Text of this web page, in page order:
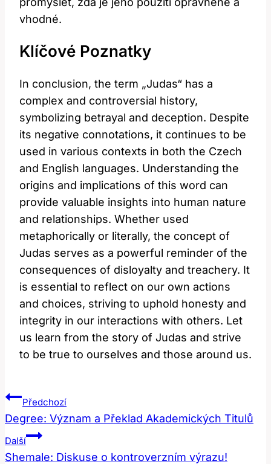
vhodné.
Klíčové Poznatky
In conclusion, the term „Judas“ has a
complex and controversial history,
symbolizing betrayal and deception. Despite
its negative connotations, it continues to be
used in various contexts in both the Czech
and English languages. Understanding the
origins and implications of this word can
provide valuable insights into human nature
and relationships. Whether used
metaphorically or literally, the concept of
Judas serves as a powerful reminder of the
consequences of disloyalty and treachery. It
is essential to reflect on our own actions
and choices, striving to uphold honesty and
integrity in our interactions with others. Let
us learn from the story of Judas and strive
to be true to ourselves and those around us.
Navigace
Pro
Příspěvek
Předchozí
Degree: Význam a Překlad Akademických Titulů
Další
Shemale: Diskuse o kontroverzním výrazu!